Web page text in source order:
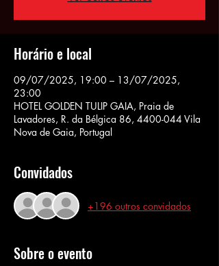
Horário e local
09/07/2025, 19:00 – 13/07/2025,
23:00
HOTEL GOLDEN TULIP GAIA, Praia de
Lavadores, R. da Bélgica 86, 4400-044 Vila
Nova de Gaia, Portugal
Convidados
+196 outros convidados
Sobre o evento